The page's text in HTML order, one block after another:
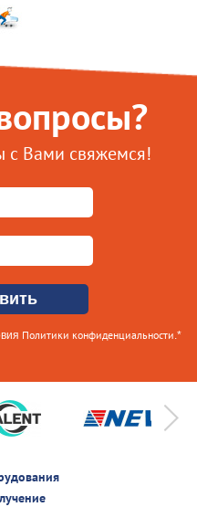
с Вами свяжемся!
Политики конфиденциальности.*